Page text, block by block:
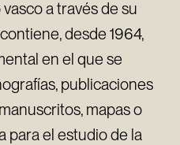
a través de su
desde 1964,
en el que se
publicaciones
mapas o
para el estudio de la